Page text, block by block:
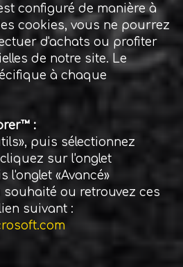
configuré de manière à
cookies, vous ne pourrez
d'achats ou profiter
de notre site. Le
à chaque
:
puis sélectionnez
sur l'onglet
l'onglet «Avancé»
ou retrouvez ces
suivant :